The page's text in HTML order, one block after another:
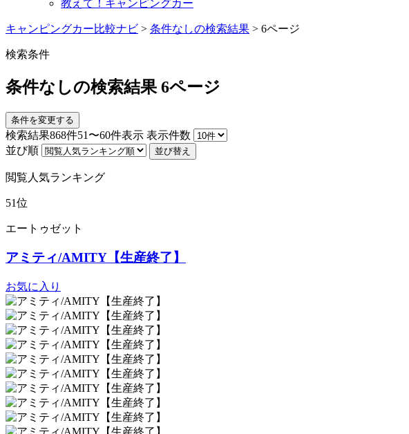
教えて！キャンピングカー
キャンピングカー比較ナビ > 条件なしの検索結果 > 6ページ
検索条件
条件なしの検索結果 6ページ
条件を変更する
検索結果868件51〜60件表示 表示件数
並び順
並び替え
閲覧人気ランキング
51位
エートゥゼット
アミティ/AMITY【生産終了】
お気に入り